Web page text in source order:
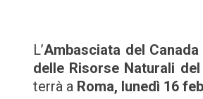
L’Ambasciata del
delle Risorse Naturali del
terrà a Roma, lunedì 16